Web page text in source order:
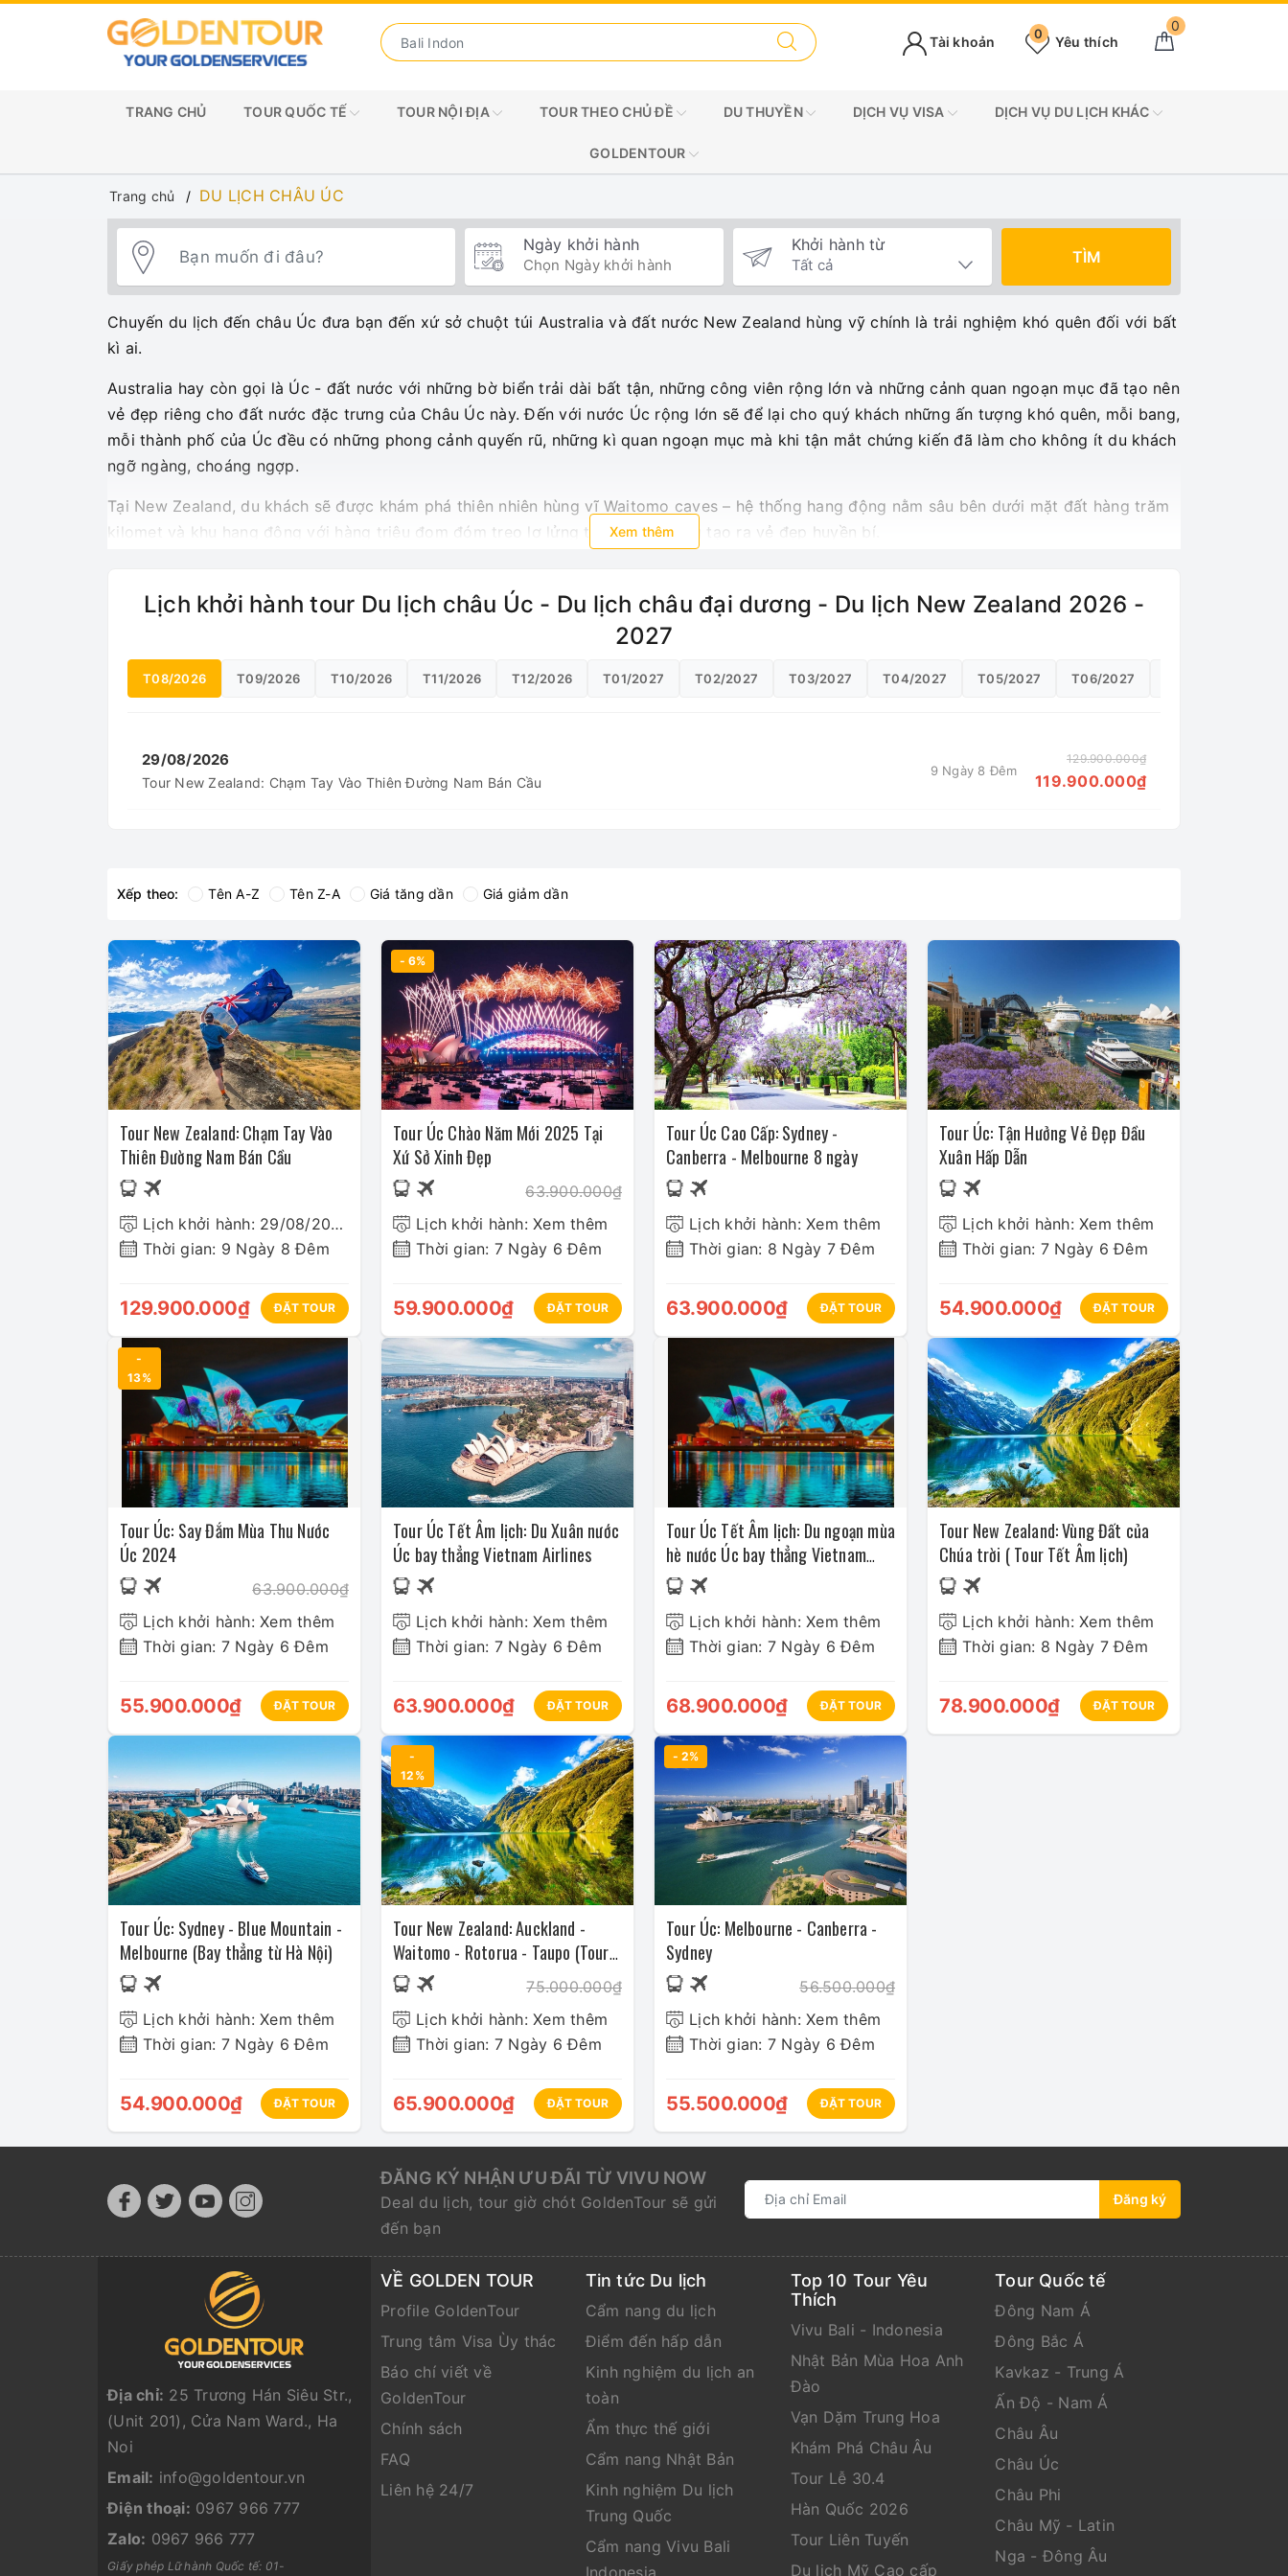
0
Yêu thích
0
Tài khoản
TRANG CHỦ TOUR QUỐC TẾ TOUR NỘI ĐỊA TOUR THEO CHỦ ĐỀ DU THUYỀN DỊCH VỤ VISA DỊCH VỤ DU LỊCH KHÁC
GOLDENTOUR
Trang chủ DU LỊCH CHÂU ÚC
Ngày khởi hành Khởi hành từ
TÌM
Chuyến du lịch đến châu Úc đưa bạn đến xứ sở chuột túi Australia và đất nước New Zealand hùng vỹ chính là trải nghiệm khó quên đối với bất
kì ai.
Australia hay còn gọi là Úc - đất nước với những bờ biển trải dài bất tận, những công viên rộng lớn và những cảnh quan ngoạn mục đã tạo nên
vẻ đẹp riêng cho đất nước đặc trưng của Châu Úc này. Đến với nước Úc rộng lớn sẽ để lại cho quý khách những ấn tượng khó quên, mỗi bang,
mỗi thành phố của Úc đều có những phong cảnh quyến rũ, những kì quan ngoạn mục mà khi tận mắt chứng kiến đã làm cho không ít du khách
ngỡ ngàng, choáng ngợp.
Tại New Zealand, du khách sẽ được khám phá thiên nhiên hùng vĩ Waitomo caves – hệ thống hang động nằm sâu bên dưới mặt đất hàng trăm
kilomet và khu hang động với hàng triệu đom đóm treo lơ lửng trên thành hàng tạo ra vẻ đẹp huyền bí.
Xem thêm
Lịch khởi hành tour Du lịch châu Úc - Du lịch châu đại dương - Du lịch New Zealand 2026 -
2027
T08/2026 T09/2026 T10/2026 T11/2026 T12/2026 T01/2027 T02/2027 T03/2027 T04/2027 T05/2027 T06/2027
29/08/2026
Tour New Zealand: Chạm Tay Vào Thiên Đường Nam Bán Cầu
9 Ngày 8 Đêm
129.900.000₫
119.900.000₫
Xếp theo: Tên A-Z Tên Z-A Giá tăng dần Giá giảm dần
Tour New Zealand: Chạm Tay Vào
Thiên Đường Nam Bán Cầu
Lịch khởi hành: 29/08/2026
Thời gian: 9 Ngày 8 Đêm
129.900.000₫ ĐẶT TOUR
- 6%
Tour Úc Chào Năm Mới 2025 Tại
Xứ Sở Xinh Đẹp
63.900.000₫
Lịch khởi hành: Xem thêm
Thời gian: 7 Ngày 6 Đêm
59.900.000₫ ĐẶT TOUR
Tour Úc Cao Cấp: Sydney -
Canberra - Melbourne 8 ngày
Lịch khởi hành: Xem thêm
Thời gian: 8 Ngày 7 Đêm
63.900.000₫ ĐẶT TOUR
Tour Úc: Tận Hưởng Vẻ Đẹp Đầu
Xuân Hấp Dẫn
Lịch khởi hành: Xem thêm
Thời gian: 7 Ngày 6 Đêm
54.900.000₫ ĐẶT TOUR
-
13%
Tour Úc: Say Đắm Mùa Thu Nước
Úc 2024
63.900.000₫
Lịch khởi hành: Xem thêm
Thời gian: 7 Ngày 6 Đêm
55.900.000₫ ĐẶT TOUR
Tour Úc Tết Âm lịch: Du Xuân nước
Úc bay thẳng Vietnam Airlines
Lịch khởi hành: Xem thêm
Thời gian: 7 Ngày 6 Đêm
63.900.000₫ ĐẶT TOUR
Tour Úc Tết Âm lịch: Du ngoạn mùa
hè nước Úc bay thẳng Vietnam
Airlines
Lịch khởi hành: Xem thêm
Thời gian: 7 Ngày 6 Đêm
68.900.000₫ ĐẶT TOUR
Tour New Zealand: Vùng Đất của
Chúa trời ( Tour Tết Âm lịch)
Lịch khởi hành: Xem thêm
Thời gian: 8 Ngày 7 Đêm
78.900.000₫ ĐẶT TOUR
Tour Úc: Sydney - Blue Mountain -
Melbourne (Bay thẳng từ Hà Nội)
Lịch khởi hành: Xem thêm
Thời gian: 7 Ngày 6 Đêm
54.900.000₫ ĐẶT TOUR
-
12%
Tour New Zealand: Auckland -
Waitomo - Rotorua - Taupo (Tour
mới 2024)
75.000.000₫
Lịch khởi hành: Xem thêm
Thời gian: 7 Ngày 6 Đêm
65.900.000₫ ĐẶT TOUR
- 2%
Tour Úc: Melbourne - Canberra -
Sydney
56.500.000₫
Lịch khởi hành: Xem thêm
Thời gian: 7 Ngày 6 Đêm
55.500.000₫ ĐẶT TOUR
ĐĂNG KÝ NHẬN ƯU ĐÃI TỪ VIVU NOW
Deal du lịch, tour giờ chót GoldenTour sẽ gửi
đến bạn
Đăng ký
Địa chỉ: 25 Trương Hán Siêu Str.,
(Unit 201), Cửa Nam Ward., Ha
Noi
Email: info@goldentour.vn
Điện thoại: 0967 966 777
Zalo: 0967 966 777
Giấy phép Lữ hành Quốc tế: 01-
VỀ GOLDEN TOUR
Profile GoldenTour
Trung tâm Visa Ùy thác
Báo chí viết về
GoldenTour
Chính sách
FAQ
Liên hệ 24/7
Tin tức Du lịch
Cẩm nang du lịch
Điểm đến hấp dẫn
Kinh nghiệm du lịch an
toàn
Ẩm thực thế giới
Cẩm nang Nhật Bản
Kinh nghiệm Du lịch
Trung Quốc
Cẩm nang Vivu Bali
Top 10 Tour Yêu
Thích
Vivu Bali - Indonesia
Nhật Bản Mùa Hoa Anh
Đào
Vạn Dặm Trung Hoa
Khám Phá Châu Âu
Tour Lễ 30.4
Hàn Quốc 2026
Tour Liên Tuyến
Du lịch Mỹ Cao cấp
Tour Quốc tế
Đông Nam Á
Đông Bắc Á
Kavkaz - Trung Á
Ấn Độ - Nam Á
Châu Âu
Châu Úc
Châu Phi
Châu Mỹ - Latin
Nga - Đông Âu